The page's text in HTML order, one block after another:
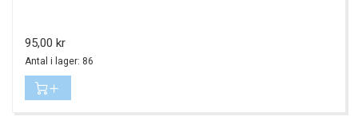
Pris
95,00 kr
Antal i lager: 86